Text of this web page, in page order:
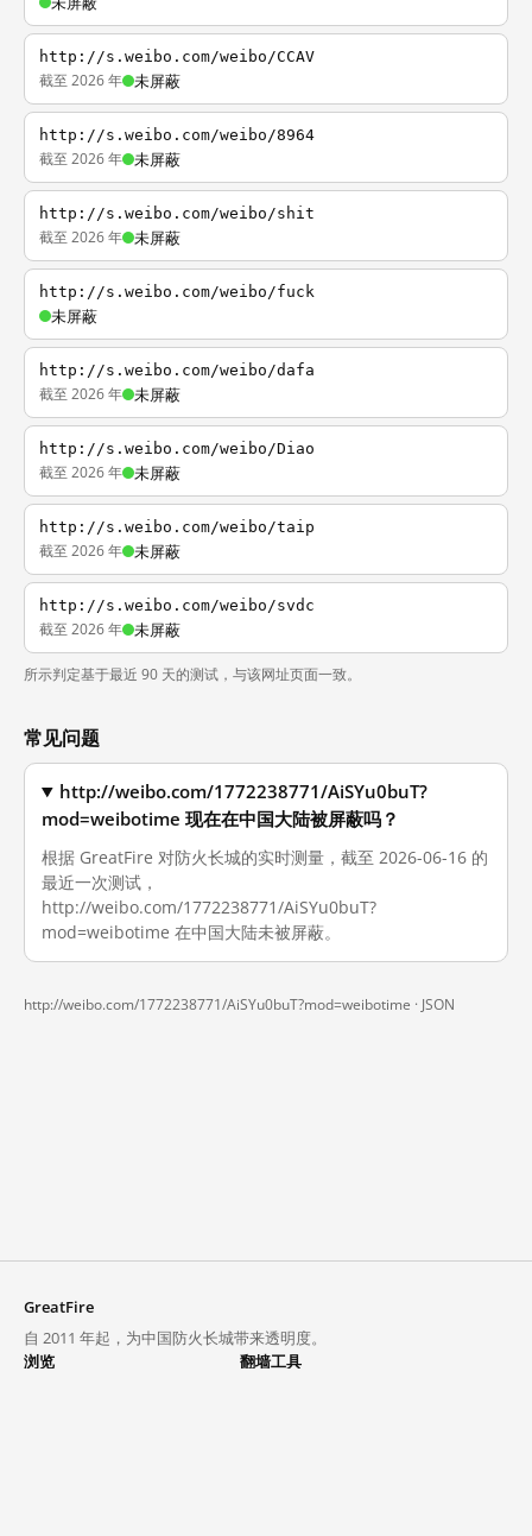
http://s.weibo.com/weibo/CCAV
截至 2026 年 未屏蔽
http://s.weibo.com/weibo/8964
截至 2026 年 未屏蔽
http://s.weibo.com/weibo/shit
截至 2026 年 未屏蔽
http://s.weibo.com/weibo/fuck
未屏蔽
http://s.weibo.com/weibo/dafa
截至 2026 年 未屏蔽
http://s.weibo.com/weibo/Diao
截至 2026 年 未屏蔽
http://s.weibo.com/weibo/taip
截至 2026 年 未屏蔽
http://s.weibo.com/weibo/svdc
截至 2026 年 未屏蔽
所示判定基于最近 90 天的测试，与该网址页面一致。
常见问题
http://weibo.com/1772238771/AiSYu0buT?
mod=weibotime 现在在中国大陆被屏蔽吗？
根据 GreatFire 对防火长城的实时测量，截至 2026-06-16 的
最近一次测试，
http://weibo.com/1772238771/AiSYu0buT?
mod=weibotime 在中国大陆未被屏蔽。
http://weibo.com/1772238771/AiSYu0buT?mod=weibotime · JSON
GreatFire
自 2011 年起，为中国防火长城带来透明度。
浏览
翻墙工具